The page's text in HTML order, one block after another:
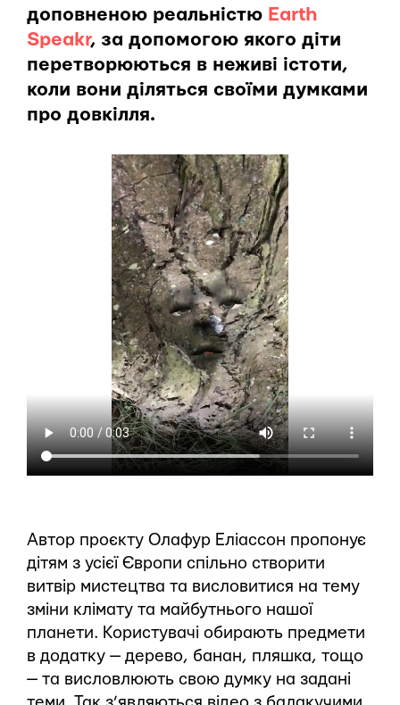
доповненою реальністю Earth
Speakr, за допомогою якого діти
перетворюються в неживі істоти,
коли вони діляться своїми думками
про довкілля.
Автор проєкту Олафур Еліассон пропонує
дітям з усієї Європи спільно створити
витвір мистецтва та висловитися на тему
зміни клімату та майбутнього нашої
планети. Користувачі обирають предмети
в додатку — дерево, банан, пляшка, тощо
— та висловлюють свою думку на задані